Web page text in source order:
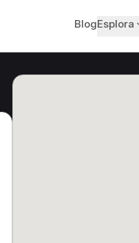
BlogEsplora